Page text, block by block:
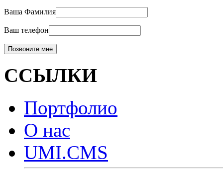
Ваша Фамилия
Ваш телефон
ССЫЛКИ
Портфолио
О нас
UMI.CMS